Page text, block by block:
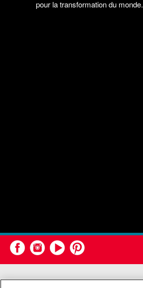
pour la transformation du monde.